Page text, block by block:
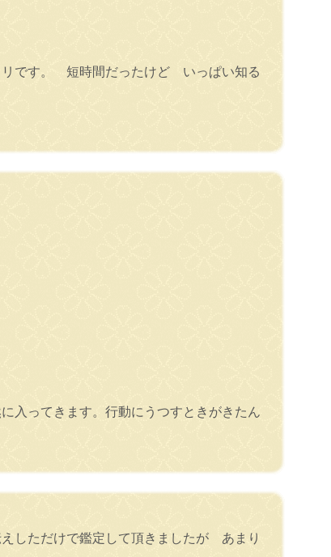
リです。 短時間だったけど いっぱい知る
入ってきます。行動にうつすときがきたん
しただけで鑑定して頂きましたが あまり